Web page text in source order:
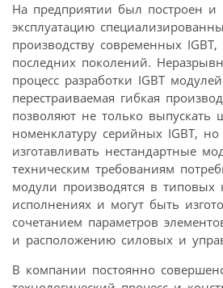
На предприятии был построен и
эксплуатацию
производству современных
последних поколений.
процесс разработки IGBT
перестраиваемая гибкая
позволяют не только выпускать
номенклатуру серийных IGBT,
изготавливать нестандартные
техническим требованиям
модули производятся в типовых
исполнениях и могут быть
сочетанием параметров
и расположению силовых и
В компании постоянно